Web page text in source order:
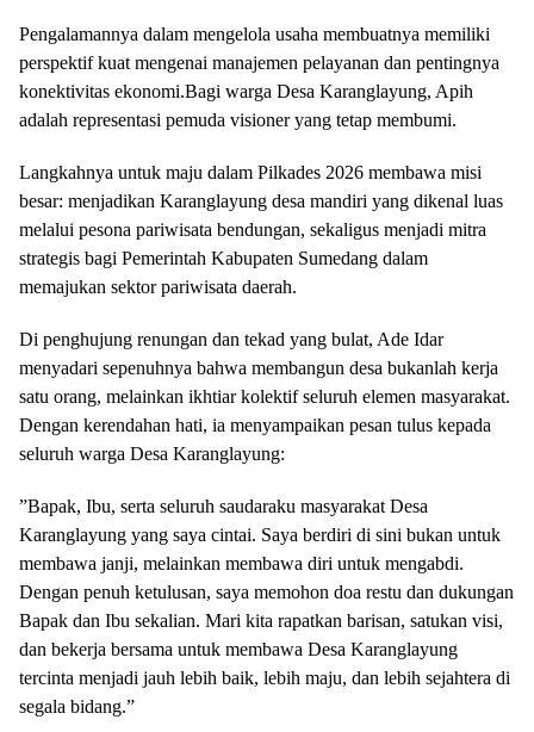
Pengalamannya dalam mengelola usaha membuatnya memiliki
perspektif kuat mengenai manajemen pelayanan dan pentingnya
konektivitas ekonomi.​Bagi warga Desa Karanglayung, Apih
adalah representasi pemuda visioner yang tetap membumi.
Langkahnya untuk maju dalam Pilkades 2026 membawa misi
besar: menjadikan Karanglayung desa mandiri yang dikenal luas
melalui pesona pariwisata bendungan, sekaligus menjadi mitra
strategis bagi Pemerintah Kabupaten Sumedang dalam
memajukan sektor pariwisata daerah.
​Di penghujung renungan dan tekad yang bulat, Ade Idar
menyadari sepenuhnya bahwa membangun desa bukanlah kerja
satu orang, melainkan ikhtiar kolektif seluruh elemen masyarakat.
Dengan kerendahan hati, ia menyampaikan pesan tulus kepada
seluruh warga Desa Karanglayung:
​”Bapak, Ibu, serta seluruh saudaraku masyarakat Desa
Karanglayung yang saya cintai. Saya berdiri di sini bukan untuk
membawa janji, melainkan membawa diri untuk mengabdi.
Dengan penuh ketulusan, saya memohon doa restu dan dukungan
Bapak dan Ibu sekalian. Mari kita rapatkan barisan, satukan visi,
dan bekerja bersama untuk membawa Desa Karanglayung
tercinta menjadi jauh lebih baik, lebih maju, dan lebih sejahtera di
segala bidang.”